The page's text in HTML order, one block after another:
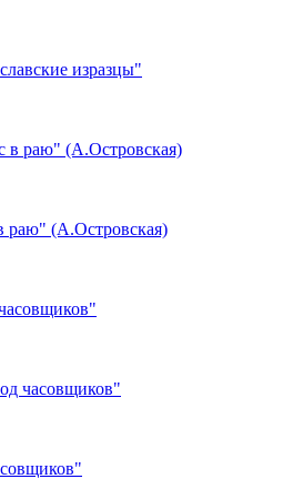
изразцы"
в раю" (А.Островская)
(А.Островская)
часовщиков"